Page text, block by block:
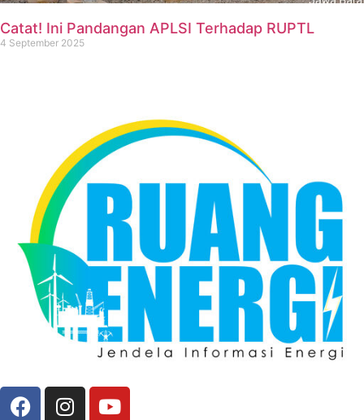
Catat! Ini Pandangan APLSI Terhadap RUPTL
4 September 2025